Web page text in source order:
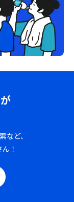
など、
！